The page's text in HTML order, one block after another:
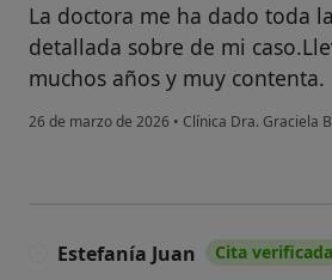
La doctora me ha dado toda
detallada sobre de mi
muchos años y muy contenta.
26 de marzo de 2026 • Clínica Dra. Graciela
Estefanía Juan Cita verificada